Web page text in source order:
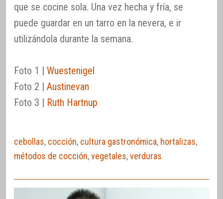
que se cocine sola. Una vez hecha y fría, se
puede guardar en un tarro en la nevera, e ir
utilizándola durante la semana.
Foto 1 | Wuestenigel
Foto 2 | Austinevan
Foto 3 | Ruth Hartnup
cebollas, cocción, cultura gastronómica, hortalizas,
métodos de cocción,vegetales,verduras